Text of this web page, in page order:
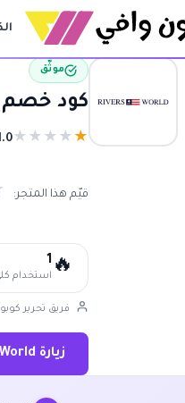
موثّق
كود خصم ريفرز وورلد
★
★
★
★
★
1.0
قيّم هذا المتجر:
🔥
1
استخدام
فريق تحرير
زيارة Rivers World | ريفرز وورلد ←